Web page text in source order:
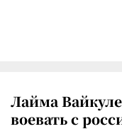
Лайма
воевать с